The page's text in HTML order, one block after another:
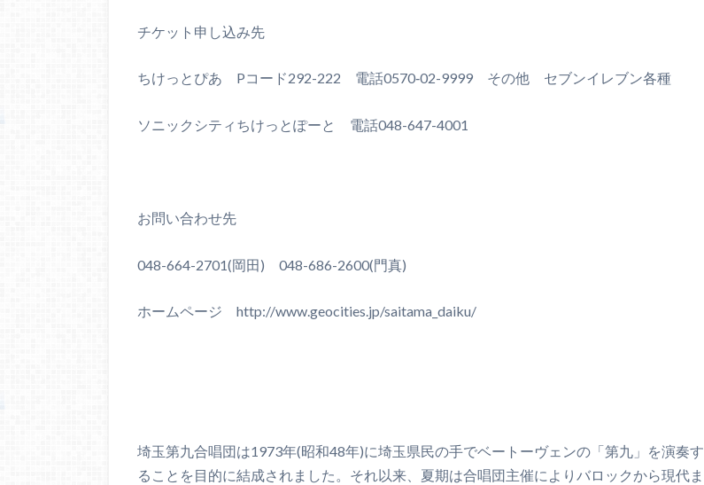
チケット申し込み先
ちけっとぴあ Pコード292-222 電話0570‐02-9999 その他 セブンイレブン各種
ソニックシティちけっとぽーと 電話048-647-4001
お問い合わせ先
048-664-2701(岡田) 048-686-2600(門真)
ホームページ http://www.geocities.jp/saitama_daiku/
埼玉第九合唱団は1973年(昭和48年)に埼玉県民の手でベートーヴェンの「第九」を演奏す
ることを目的に結成されました。それ以来、夏期は合唱団主催によりバロックから現代ま